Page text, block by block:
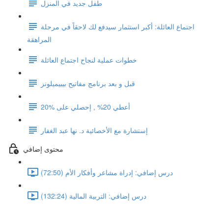
طفل جديد في المنزل
اجتماع العائلة: أكبر استثمار سيدفع لك لاحقاً في مرحلة
المراهقة
خطوات عملية لنجاح اجتماع العائلة
قبل و بعد برنامج مفاتيح بيبيميلونز
أعطي 20% , إحصلي على %20
إستشارة مع الأخصائية د. نها عبد الغفار
محتوى إضافي
درس إضافي: إدراة مشاعر وأفكار الأم (72:50)
درس إضافي: التربية المالية (132:24)